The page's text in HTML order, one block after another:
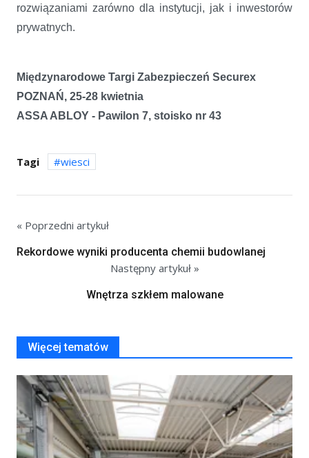
rozwiązaniami zarówno dla instytucji, jak i inwestorów
prywatnych.
Międzynarodowe Targi Zabezpieczeń Securex
POZNAŃ, 25-28 kwietnia
ASSA ABLOY - Pawilon 7, stoisko nr 43
Tagi wiesci
« Poprzedni artykuł
Rekordowe wyniki producenta chemii budowlanej
Następny artykuł »
Wnętrza szkłem malowane
Więcej tematów